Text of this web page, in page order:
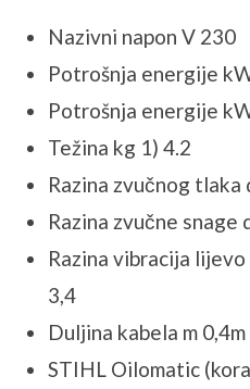
Nazivni napon V 230
Potrošnja energije
Potrošnja energije
Težina kg 1) 4.2
Razina zvučnog tlaka
Razina zvučne snage
Razina vibracija lijevo
3,4
Duljina kabela m 0,4m
STIHL Oilomatic